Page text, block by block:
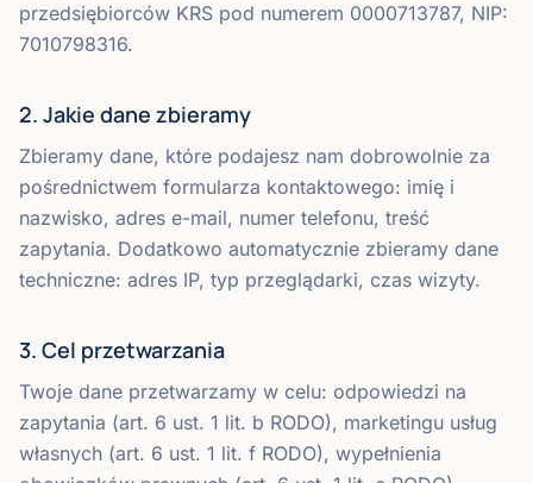
przedsiębiorców KRS pod numerem 0000713787, NIP:
7010798316.
2. Jakie dane zbieramy
Zbieramy dane, które podajesz nam dobrowolnie za
pośrednictwem formularza kontaktowego: imię i
nazwisko, adres e-mail, numer telefonu, treść
zapytania. Dodatkowo automatycznie zbieramy dane
techniczne: adres IP, typ przeglądarki, czas wizyty.
3. Cel przetwarzania
Twoje dane przetwarzamy w celu: odpowiedzi na
zapytania (art. 6 ust. 1 lit. b RODO), marketingu usług
własnych (art. 6 ust. 1 lit. f RODO), wypełnienia